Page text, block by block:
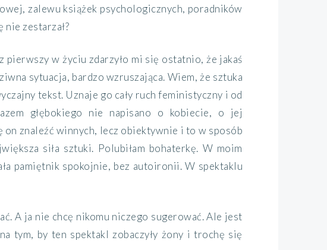
zalewu książek psychologicznych, poradników
zestarzał?
w życiu zdarzyło mi się ostatnio, że jakaś
sytuacja, bardzo wzruszająca. Wiem, że sztuka
tekst. Uznaje go cały ruch feministyczny i od
głębokiego nie napisano o kobiecie, o jej
on znaleźć winnych, lecz obiektywnie i to w sposób
siła sztuki. Polubiłam bohaterkę. W moim
pamiętnik spokojnie, bez autoironii. W spektaklu
A ja nie chcę nikomu niczego sugerować. Ale jest
tym, by ten spektakl zobaczyły żony i trochę się